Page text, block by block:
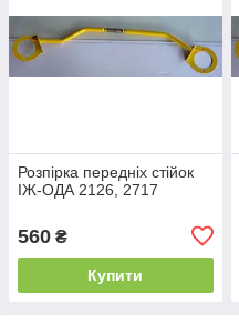
Розпірка передніх стійок
ІЖ-ОДА 2126, 2717
560 ₴
Купити